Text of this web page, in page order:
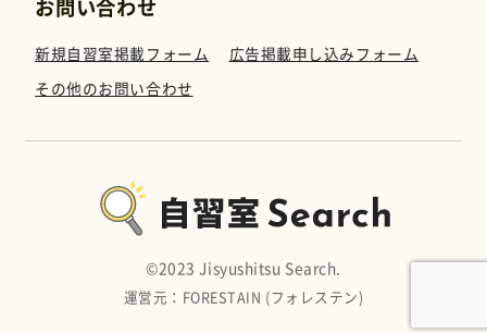
お問い合わせ
新規自習室掲載フォーム
広告掲載申し込みフォーム
その他のお問い合わせ
©︎2023 Jisyushitsu Search.
運営元：FORESTAIN (フォレステン)